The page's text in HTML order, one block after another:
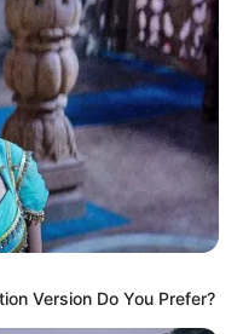
Version Do You Prefer?